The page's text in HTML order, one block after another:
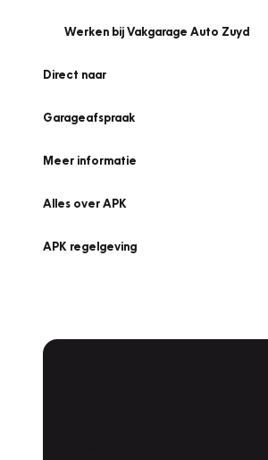
Werken bij Vakgarage Auto Zuyd
Direct naar
Garageafspraak
Meer informatie
Alles over APK
APK regelgeving